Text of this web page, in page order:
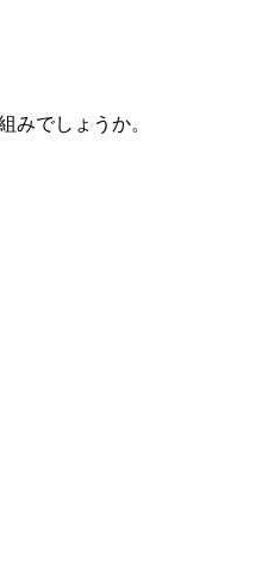
みでしょうか。